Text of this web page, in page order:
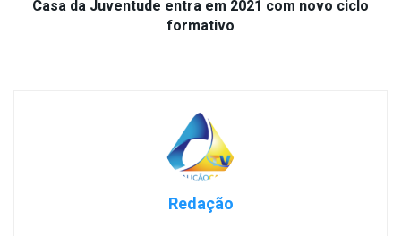
Casa da Juventude entra em 2021 com novo ciclo
formativo
Redação